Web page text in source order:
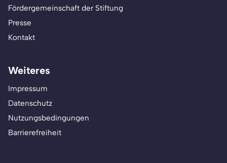
Fördergemeinschaft der Stiftung
Presse
Kontakt
Weiteres
Impressum
Datenschutz
Nutzungsbedingungen
Barrierefreiheit